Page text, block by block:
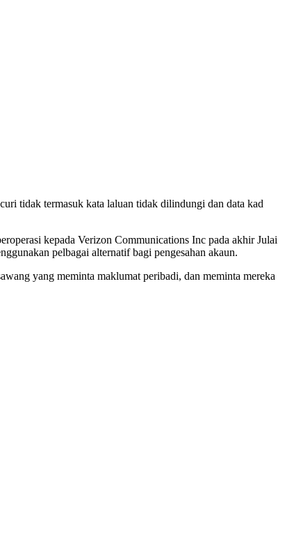
tidak termasuk kata laluan tidak dilindungi dan data kad
kepada Verizon Communications Inc pada akhir Julai
pelbagai alternatif bagi pengesahan akaun.
yang meminta maklumat peribadi, dan meminta mereka